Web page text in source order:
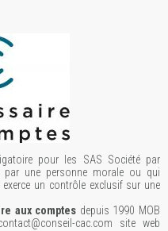
pour les SAS Société par
une personne morale ou qui
un contrôle exclusif sur une
aux comptes depuis 1990 MOB
cac.com site web